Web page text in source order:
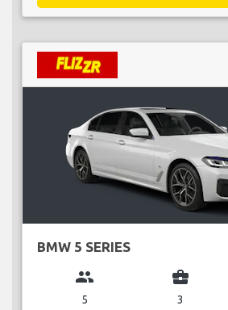
BMW 5 SERIES
group
5
business_center
3